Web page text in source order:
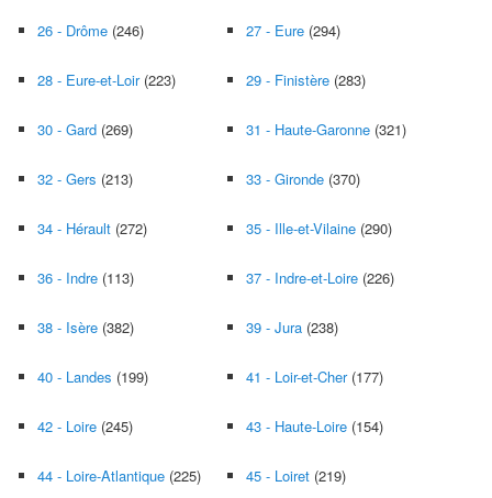
26 - Drôme (246) 27 - Eure (294)
28 - Eure-et-Loir(223) 29 - Finistère (283)
30 - Gard (269) 31 - Haute-Garonne (321)
32 - Gers (213) 33 - Gironde (370)
34 - Hérault (272) 35 - Ille-et-Vilaine (290)
36 - Indre (113) 37 - Indre-et-Loire (226)
38 - Isère (382) 39 - Jura (238)
40 - Landes (199) 41 - Loir-et-Cher(177)
42 - Loire (245) 43 - Haute-Loire (154)
44 - Loire-Atlantique (225) 45 - Loiret (219)